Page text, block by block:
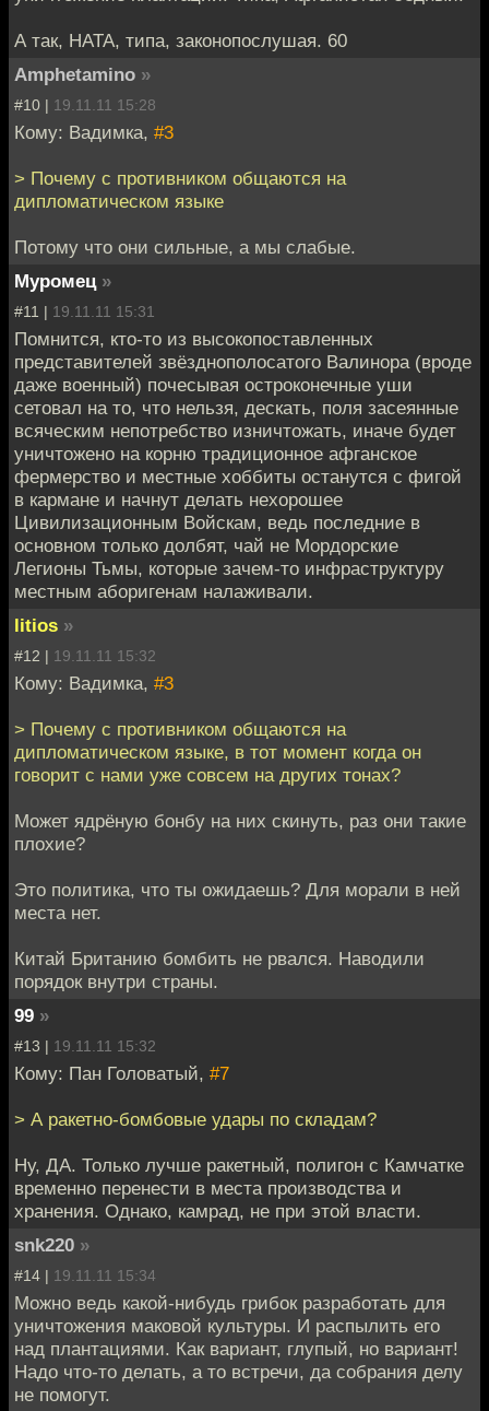
А так, НАТА, типа, законопослушая. 60
Amphetamino »
#10 | 19.11.11 15:28
Кому: Вадимка, #3
> Почему с противником общаются на
дипломатическом языке
Потому что они сильные, а мы слабые.
Муромец »
#11 | 19.11.11 15:31
Помнится, кто-то из высокопоставленных
представителей звёзднополосатого Валинора (вроде
даже военный) почесывая остроконечные уши
сетовал на то, что нельзя, дескать, поля засеянные
всяческим непотребство изничтожать, иначе будет
уничтожено на корню традиционное афганское
фермерство и местные хоббиты останутся с фигой
в кармане и начнут делать нехорошее
Цивилизационным Войскам, ведь последние в
основном только долбят, чай не Мордорские
Легионы Тьмы, которые зачем-то инфраструктуру
местным аборигенам налаживали.
litios »
#12 | 19.11.11 15:32
Кому: Вадимка, #3
> Почему с противником общаются на
дипломатическом языке, в тот момент когда он
говорит с нами уже совсем на других тонах?
Может ядрёную бонбу на них скинуть, раз они такие
плохие?
Это политика, что ты ожидаешь? Для морали в ней
места нет.
Китай Британию бомбить не рвался. Наводили
порядок внутри страны.
99 »
#13 | 19.11.11 15:32
Кому: Пан Головатый, #7
> А ракетно-бомбовые удары по складам?
Ну, ДА. Только лучше ракетный, полигон с Камчатке
временно перенести в места производства и
хранения. Однако, камрад, не при этой власти.
snk220 »
#14 | 19.11.11 15:34
Можно ведь какой-нибудь грибок разработать для
уничтожения маковой культуры. И распылить его
над плантациями. Как вариант, глупый, но вариант!
Надо что-то делать, а то встречи, да собрания делу
не помогут.